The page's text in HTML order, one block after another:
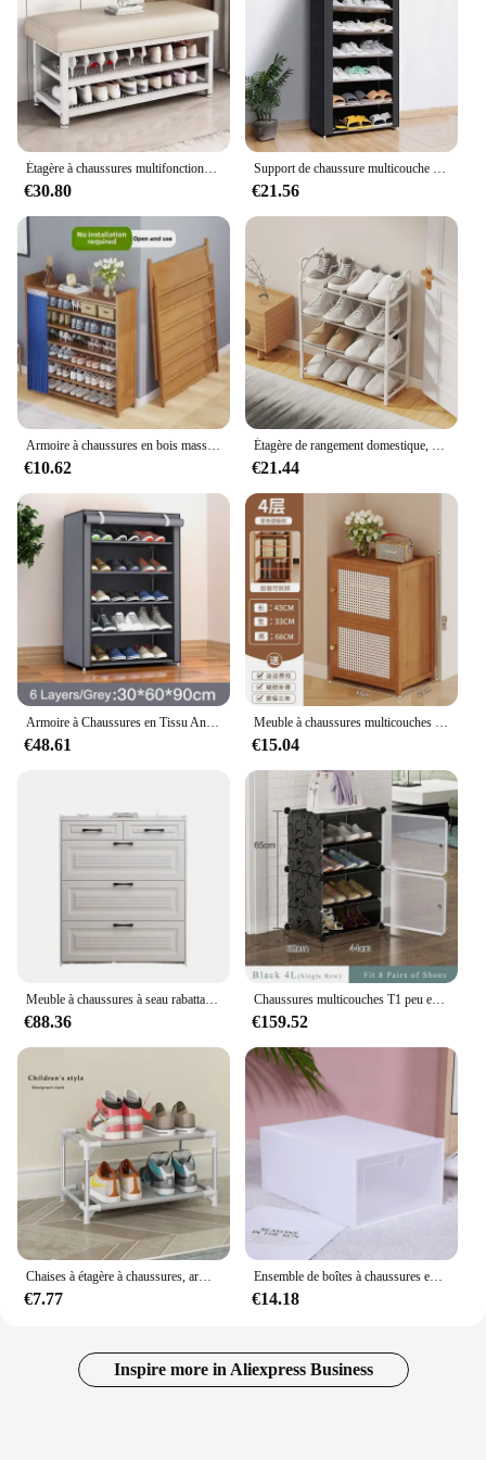
Étagère à chaussures multifonctionnelle nordique, porte d'entrée, armoire à chaussures, luxe abordable, sens haut de gamme, maison simple, banc de rangement
€30.80
Support de chaussure multicouche T1 en tissu non tissé, étagère anti-poussière pour couloir et entrée, armoire peu encombrante, meubles de maison
€21.56
Armoire à chaussures en bois massif, rangement multicouche, sans installation, porte de maison, salle de location, nouveaux modèles
€10.62
Étagère de rangement domestique, armoire à chaussures simple, tube galvanisé chat, 4 couches, 56x47x19cm
€21.44
Armoire à Chaussures en Tissu Anti-Poussière, Rangement Multicouche T1, Non Tissés, Ménage, Type Économique
€48.61
Meuble à chaussures multicouches en bambou, rangement d'entrée simple et anti-poussière, meuble à chaussures à porte étroite T1 avec design de la WUNICEF pour un usage domestique
€15.04
Meuble à chaussures à seau rabattable ultra-fin nordique, design super étroit et haut avec tiroirs, porte-manteau et rangement de porte, nouveau
€88.36
Chaussures multicouches T1 peu encombrantes, bottes, chaussures de Cisco
€159.52
Chaises à étagère à chaussures, armoires de salon, ensembles de meubles de jardin, panneaux de sauna
€7.77
Ensemble de boîtes à chaussures en plastique pliables, étagère de rangement pour chaussures, armoires à chaussures, blanc, clair, évalué T1, nouveau
€14.18
Inspire more in Aliexpress Business